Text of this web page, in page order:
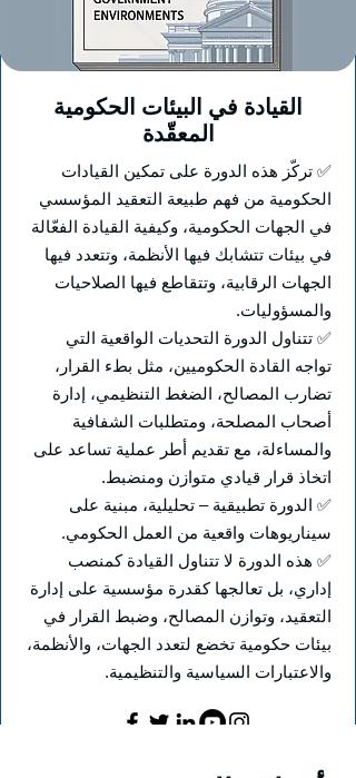
القيادة في البيئات الحكومية
المعقّدة
✅ تركّز هذه الدورة على تمكين القيادات
الحكومية من فهم طبيعة التعقيد المؤسسي
في الجهات الحكومية، وكيفية القيادة الفعّالة
في بيئات تتشابك فيها الأنظمة، وتتعدد فيها
الجهات الرقابية، وتتقاطع فيها الصلاحيات
والمسؤوليات.
✅ تتناول الدورة التحديات الواقعية التي
تواجه القادة الحكوميين، مثل بطء القرار،
تضارب المصالح، الضغط التنظيمي، إدارة
أصحاب المصلحة، ومتطلبات الشفافية
والمساءلة، مع تقديم أطر عملية تساعد على
اتخاذ قرار قيادي متوازن ومنضبط.
✅ الدورة تطبيقية – تحليلية، مبنية على
سيناريوهات واقعية من العمل الحكومي.
✅ هذه الدورة لا تتناول القيادة كمنصب
إداري، بل تعالجها كقدرة مؤسسية على إدارة
التعقيد، وتوازن المصالح، وضبط القرار في
بيئات حكومية تخضع لتعدد الجهات، والأنظمة،
والاعتبارات السياسية والتنظيمية.